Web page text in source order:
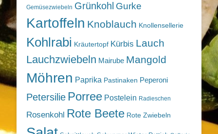
Gemüsezwiebeln Grünkohl Gurke
Kartoffeln Knoblauch Knollensellerie
Kohlrabi Kräutertopf Kürbis Lauch
Lauchzwiebeln Mairube Mangold
Möhren Paprika Pastinaken Peperoni
Petersilie Porree Postelein Radieschen
Rosenkohl Rote Beete Rote Zwiebeln